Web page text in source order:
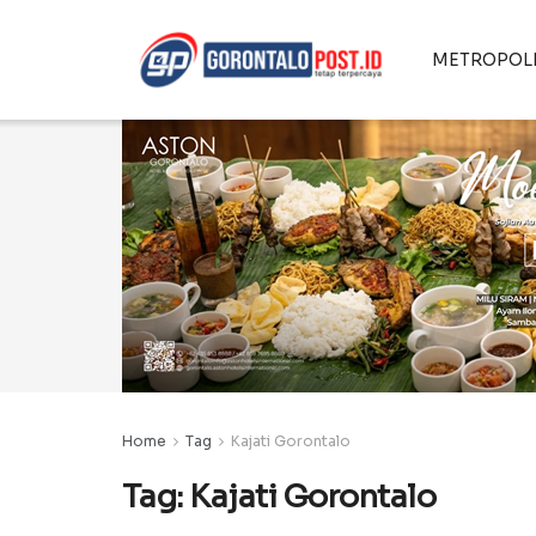
Home Tag Kajati Gorontalo
Tag: Kajati Gorontalo